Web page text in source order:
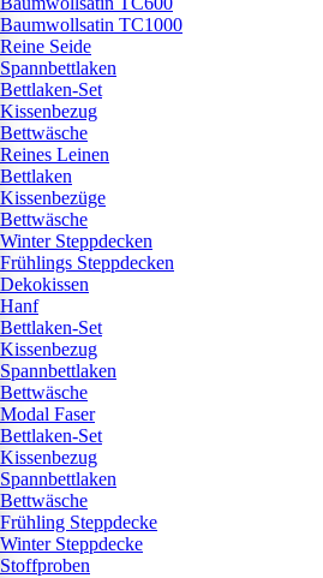
Baumwollsatin TC1000
Reine Seide
Spannbettlaken
Bettlaken-Set
Kissenbezug
Bettwäsche
Reines Leinen
Bettlaken
Kissenbezüge
Bettwäsche
Winter Steppdecken
Frühlings Steppdecken
Dekokissen
Hanf
Bettlaken-Set
Kissenbezug
Spannbettlaken
Bettwäsche
Modal Faser
Bettlaken-Set
Kissenbezug
Spannbettlaken
Bettwäsche
Frühling Steppdecke
Winter Steppdecke
Stoffproben